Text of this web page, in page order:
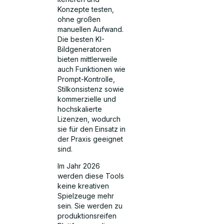
Konzepte testen,
ohne großen
manuellen Aufwand.
Die besten KI-
Bildgeneratoren
bieten mittlerweile
auch Funktionen wie
Prompt-Kontrolle,
Stilkonsistenz sowie
kommerzielle und
hochskalierte
Lizenzen, wodurch
sie für den Einsatz in
der Praxis geeignet
sind.
Im Jahr 2026
werden diese Tools
keine kreativen
Spielzeuge mehr
sein. Sie werden zu
produktionsreifen